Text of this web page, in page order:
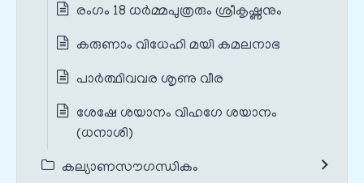
രംഗം 18 ധർമ്മപുത്രരും ശ്രീകൃഷ്ണനും
കരുണാം വിധേഹി മയി കമലനാഭ
പാർത്ഥിവവര ശൃണു വീര
ശേഷേ ശയാനം വിഹഗേ ശയാനം
(ധനാശി)
കല്യാണസൗഗന്ധികം